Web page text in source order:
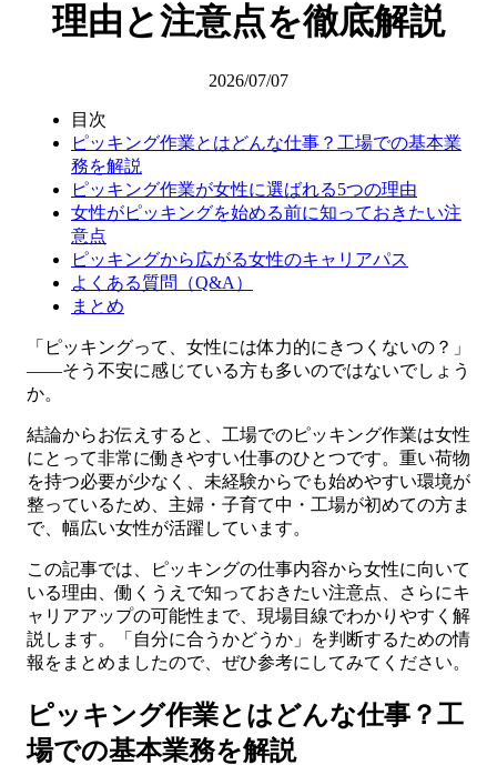
理由と注意点を徹底解説
2026/07/07
目次
ピッキング作業とはどんな仕事？工場での基本業
務を解説
ピッキング作業が女性に選ばれる5つの理由
女性がピッキングを始める前に知っておきたい注
意点
ピッキングから広がる女性のキャリアパス
よくある質問（Q&A）
まとめ
「ピッキングって、女性には体力的にきつくないの？」
――そう不安に感じている方も多いのではないでしょう
か。
結論からお伝えすると、工場でのピッキング作業は女性
にとって非常に働きやすい仕事のひとつです。重い荷物
を持つ必要が少なく、未経験からでも始めやすい環境が
整っているため、主婦・子育て中・工場が初めての方ま
で、幅広い女性が活躍しています。
この記事では、ピッキングの仕事内容から女性に向いて
いる理由、働くうえで知っておきたい注意点、さらにキ
ャリアアップの可能性まで、現場目線でわかりやすく解
説します。「自分に合うかどうか」を判断するための情
報をまとめましたので、ぜひ参考にしてみてください。
ピッキング作業とはどんな仕事？工
場での基本業務を解説